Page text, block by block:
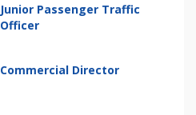
Junior Passenger Traffic
Officer
Commercial Director